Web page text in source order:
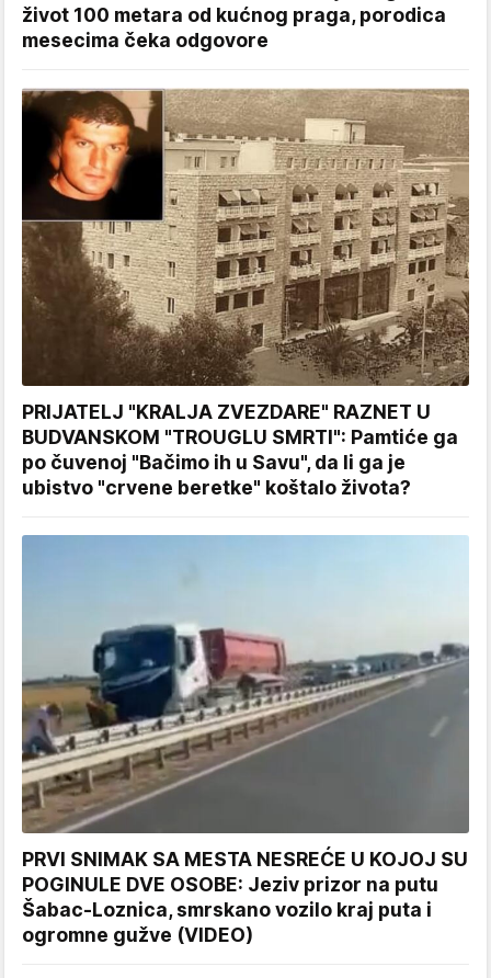
život 100 metara od kućnog praga, porodica
mesecima čeka odgovore
PRIJATELJ "KRALJA ZVEZDARE" RAZNET U
BUDVANSKOM "TROUGLU SMRTI": Pamtiće ga
po čuvenoj "Bačimo ih u Savu", da li ga je
ubistvo "crvene beretke" koštalo života?
PRVI SNIMAK SA MESTA NESREĆE U KOJOJ SU
POGINULE DVE OSOBE: Jeziv prizor na putu
Šabac-Loznica, smrskano vozilo kraj puta i
ogromne gužve (VIDEO)